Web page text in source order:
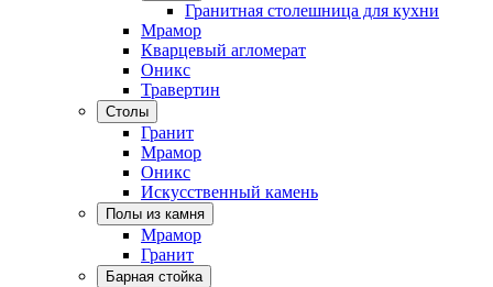
Гранитная столешница для кухни
Мрамор
Кварцевый агломерат
Оникс
Травертин
Столы
Гранит
Мрамор
Оникс
Искусственный камень
Полы из камня
Мрамор
Гранит
Барная стойка